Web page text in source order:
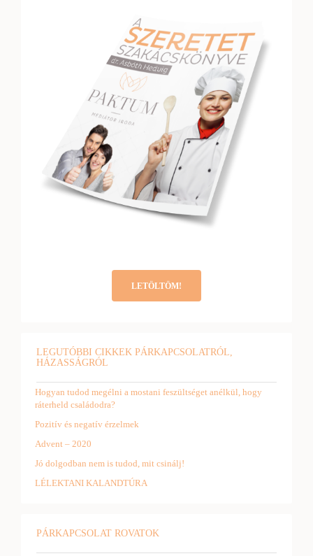
LETÖLTÖM!
LEGUTÓBBI CIKKEK PÁRKAPCSOLATRÓL,
HÁZASSÁGRÓL
Hogyan tudod megélni a mostani feszültséget anélkül, hogy
ráterheld családodra?
Pozitív és negatív érzelmek
Advent – 2020
Jó dolgodban nem is tudod, mit csinálj!
LÉLEKTANI KALANDTÚRA
PÁRKAPCSOLAT ROVATOK